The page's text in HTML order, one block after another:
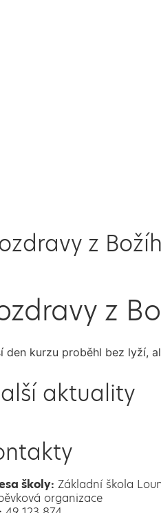
z
z
den kurzu proběhl bez lyží,
aktuality
školy: Základní škola
organizace